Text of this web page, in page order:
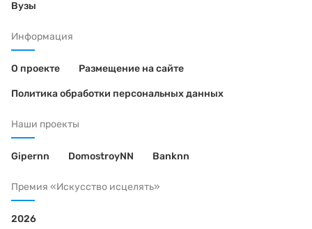
Вузы
Информация
О проекте Размещение на сайте
Политика обработки персональных данных
Наши проекты
Gipernn DomostroyNN Banknn
Премия «Искусство исцелять»
2026